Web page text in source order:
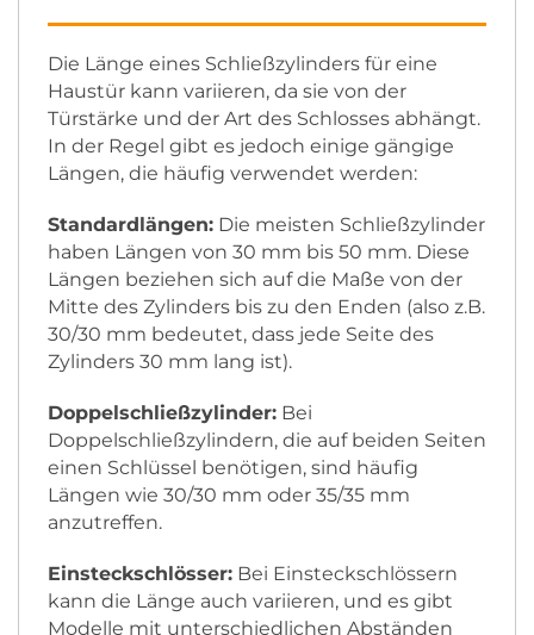
Die Länge eines Schließzylinders für eine
Haustür kann variieren, da sie von der
Türstärke und der Art des Schlosses abhängt.
In der Regel gibt es jedoch einige gängige
Längen, die häufig verwendet werden:
Standardlängen: Die meisten Schließzylinder
haben Längen von 30 mm bis 50 mm. Diese
Längen beziehen sich auf die Maße von der
Mitte des Zylinders bis zu den Enden (also z.B.
30/30 mm bedeutet, dass jede Seite des
Zylinders 30 mm lang ist).
Doppelschließzylinder: Bei
Doppelschließzylindern, die auf beiden Seiten
einen Schlüssel benötigen, sind häufig
Längen wie 30/30 mm oder 35/35 mm
anzutreffen.
Einsteckschlösser: Bei Einsteckschlössern
kann die Länge auch variieren, und es gibt
Modelle mit unterschiedlichen Abständen